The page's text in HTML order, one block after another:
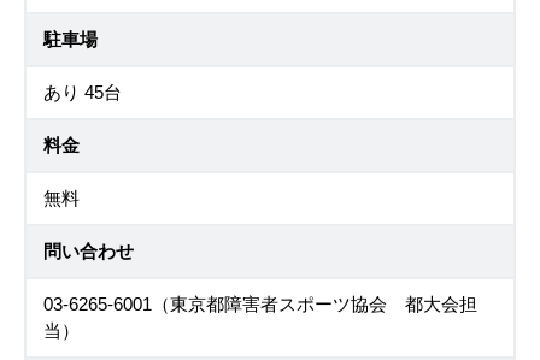
駐車場
あり 45台
料金
無料
問い合わせ
03-6265-6001（東京都障害者スポーツ協会 都大会担
当）